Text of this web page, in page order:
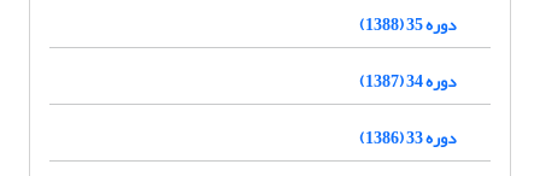
دوره 35 (1388)
دوره 34 (1387)
دوره 33 (1386)